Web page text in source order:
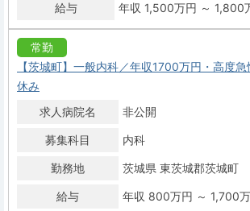
給与 年収 1,500万円 ～ 1,800
常勤
【茨城町】一般内科／年収1700万円・高度
休み
求人病院名
非公開
募集科目 内科
勤務地 茨城県 東茨城郡茨城町
給与 年収 800万円 ～ 1,700